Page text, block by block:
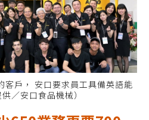
客戶， 安口要求員工具備英語能
／安口食品機械）